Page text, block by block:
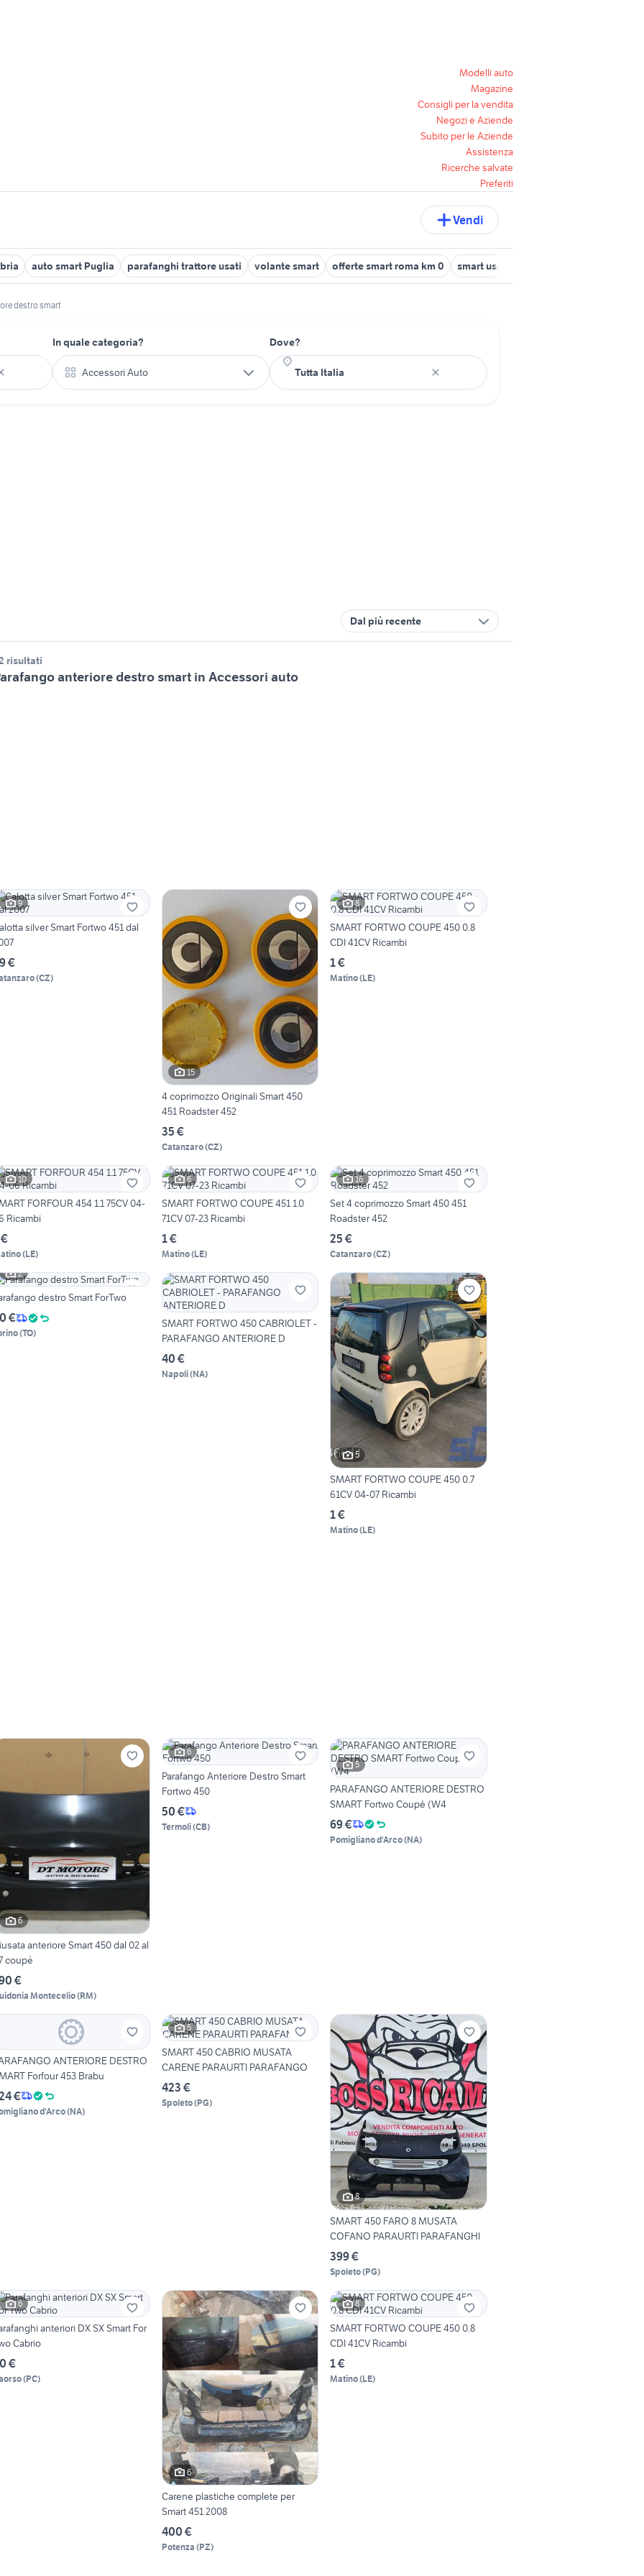
Modelli auto
Magazine
Consigli per la vendita
Negozi e Aziende
Subito per le Aziende
Assistenza
Ricerche salvate
Preferiti
Vendi
auto smart Puglia parafanghi trattore usati volante smart offerte smart roma km 0 smart usata 1000 euro
destro smart
In quale categoria?
Accessori Auto
Dove?
Dal più recente
risultati
anteriore destro smart in Accessori auto
9
silver Smart Fortwo 451 dal
€
(CZ)
15
4 coprimozzo Originali Smart 450
451 Roadster 452
35 €
Catanzaro(CZ)
8
SMART FORTWO COUPE 450 0.8
CDI 41CV Ricambi
1 €
Matino(LE)
10
FORFOUR 454 1.1 75CV 04-
Ricambi
(LE)
6
SMART FORTWO COUPE 451 1.0
71CV 07-23 Ricambi
1 €
Matino(LE)
16
Set 4 coprimozzo Smart 450 451
Roadster 452
25 €
Catanzaro(CZ)
2
destro Smart ForTwo
€
(TO)
SMART FORTWO 450 CABRIOLET -
PARAFANGO ANTERIORE D
40 €
Napoli(NA)
5
SMART FORTWO COUPE 450 0.7
61CV 04-07 Ricambi
1 €
Matino(LE)
6
anteriore Smart 450 dal 02 al
coupè
€
Montecelio(RM)
6
Parafango Anteriore Destro Smart
Fortwo 450
50 €
Termoli(CB)
5
PARAFANGO ANTERIORE DESTRO
SMART Fortwo Coupé (W4
69 €
Pomigliano d'Arco(NA)
ANTERIORE DESTRO
Forfour 453 Brabu
€
d'Arco(NA)
5
SMART 450 CABRIO MUSATA
CARENE PARAURTI PARAFANGO
423 €
Spoleto(PG)
8
SMART 450 FARO 8 MUSATA
COFANO PARAURTI PARAFANGHI
399 €
Spoleto(PG)
6
anteriori DX SX Smart For
Cabrio
€
(PC)
6
Carene plastiche complete per
Smart 451 2008
400 €
Potenza (PZ)
8
SMART FORTWO COUPE 450 0.8
CDI 41CV Ricambi
1 €
Matino(LE)